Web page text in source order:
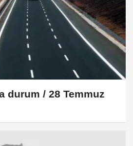
durum / 28 Temmuz